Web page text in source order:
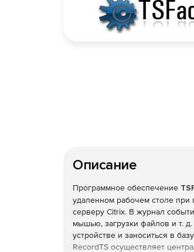
Описание
Программное обеспечение
удаленном рабочем столе при
серверу Citrix. В журнал
мышью, загрузки файлов и т.
устройстве и заноситься в
RecordTS осуществляет